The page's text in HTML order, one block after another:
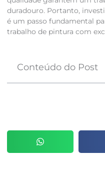
duradouro. Portanto,
é um passo fundamental
trabalho de pintura com
Conteúdo do Post